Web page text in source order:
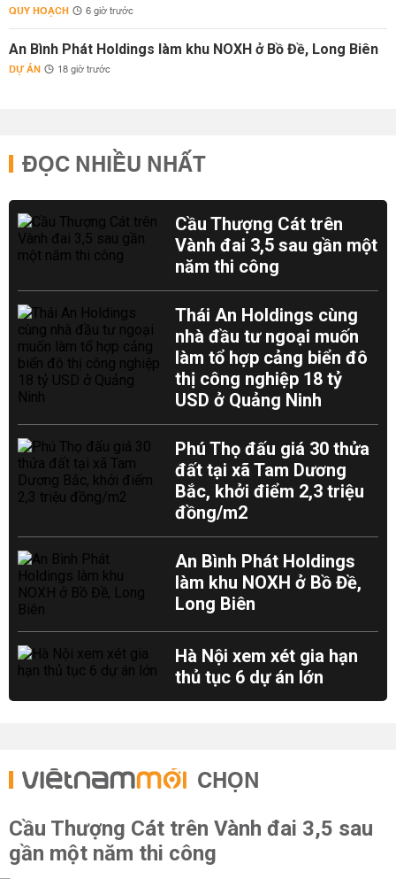
QUY HOẠCH 6 giờ trước
An Bình Phát Holdings làm khu NOXH ở Bồ Đề, Long Biên
DỰ ÁN 18 giờ trước
ĐỌC NHIỀU NHẤT
Cầu Thượng Cát trên
Vành đai 3,5 sau gần một
năm thi công
Thái An Holdings cùng
nhà đầu tư ngoại muốn
làm tổ hợp cảng biển đô
thị công nghiệp 18 tỷ
USD ở Quảng Ninh
Phú Thọ đấu giá 30 thửa
đất tại xã Tam Dương
Bắc, khởi điểm 2,3 triệu
đồng/m2
An Bình Phát Holdings
làm khu NOXH ở Bồ Đề,
Long Biên
Hà Nội xem xét gia hạn
thủ tục 6 dự án lớn
CHỌN
Cầu Thượng Cát trên Vành đai 3,5 sau
gần một năm thi công